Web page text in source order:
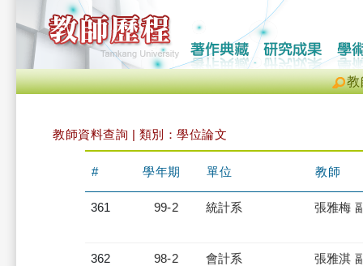
教
教師資料查詢 | 類別：學位論文
# 學年期 單位 教師
361 99-2 統計系 張雅梅
362 98-2 會計系 張雅淇